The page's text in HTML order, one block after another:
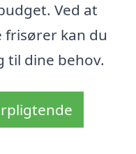
Ved at
frisører kan du
til dine behov.